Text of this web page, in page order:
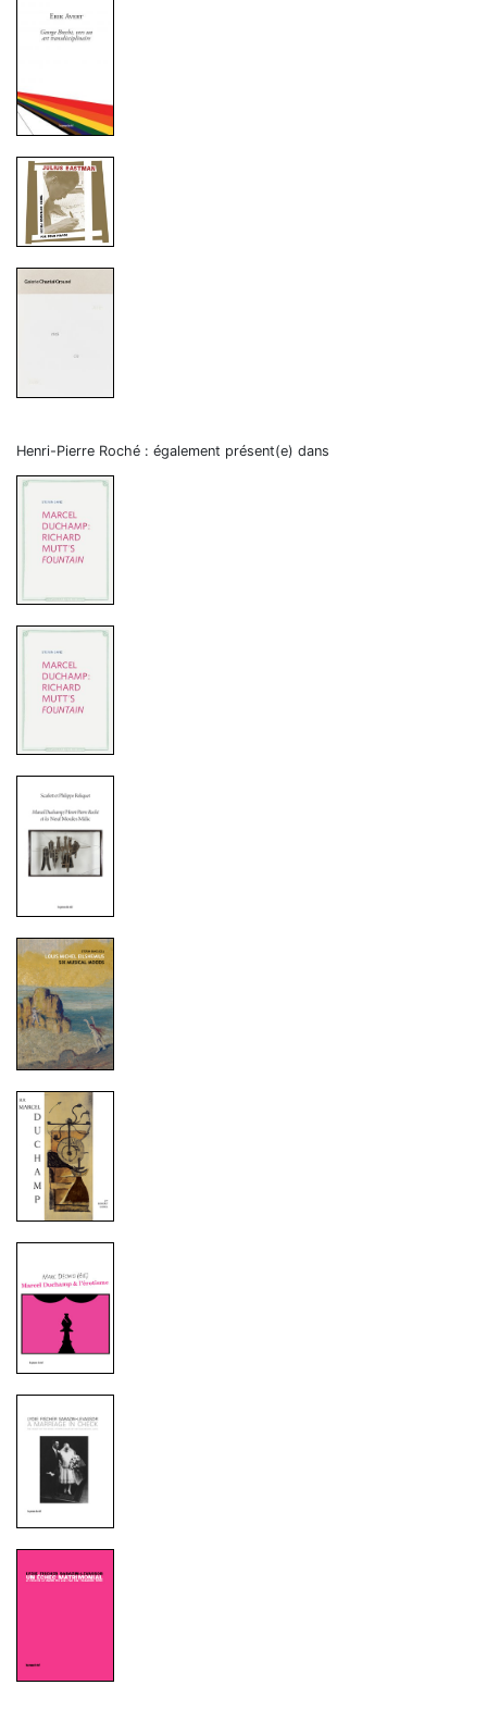
Henri-Pierre Roché : également présent(e) dans